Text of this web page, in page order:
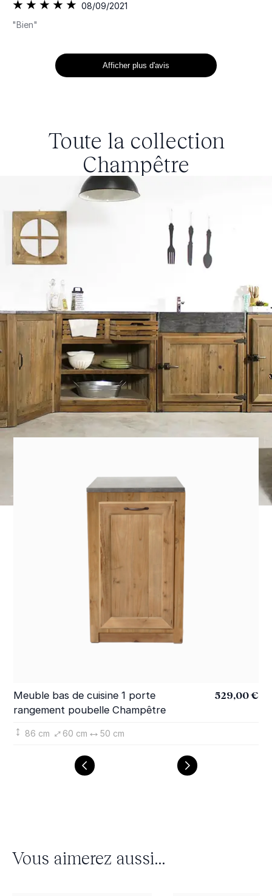
08/09/2021
"Bien"
Afficher plus d'avis
Toute la collection
Champêtre
Meuble bas de cuisine 1 porte
rangement poubelle Champêtre
529,00 €
86 cm 60 cm 50 cm
Vous aimerez aussi...